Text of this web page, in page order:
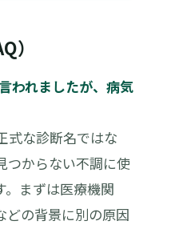
）
われましたが、病気
式な診断名ではな
つからない不調に使
。まずは医療機関
どの背景に別の原因